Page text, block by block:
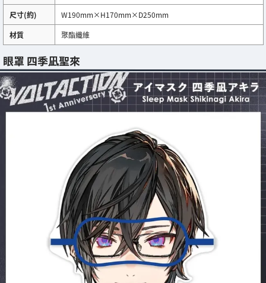
尺寸(約)
W190mm×H170mm×D250mm
材質
聚酯纖維
眼罩 四季凪聖來